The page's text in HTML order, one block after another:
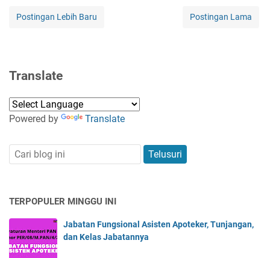
Postingan Lebih Baru Postingan Lama
Translate
Powered by Translate
TERPOPULER MINGGU INI
Jabatan Fungsional Asisten Apoteker, Tunjangan,
dan Kelas Jabatannya